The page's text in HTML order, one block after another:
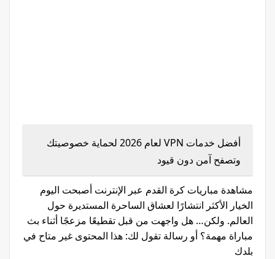
أفضل خدمات VPN لعام 2026 لحماية خصوصيتك
وتصفح آمن دون قيود
مشاهدة مباريات كرة القدم عبر الإنترنت أصبحت اليوم
الخيار الأكثر انتشارًا لعشاق الساحرة المستديرة حول
العالم. ولكن… هل واجهت من قبل تقطيعًا مزعجًا أثناء بث
مباراة مهمة؟ أو رسالة تقول لك: هذا المحتوى غير متاح في
بلدك